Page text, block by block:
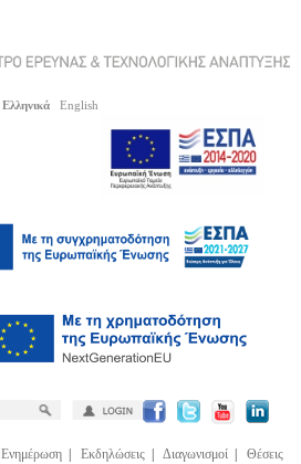
Ελληνικά English
Ενημέρωση| Εκδηλώσεις| Διαγωνισμοί| Θέσεις